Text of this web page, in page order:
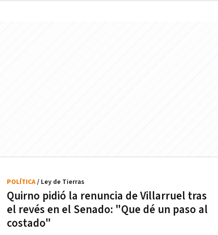
Quirno pidió la renuncia de Villarruel tras
el revés en el Senado: "Que dé un paso al
costado"
POLÍTICA/ Ley de Tierras